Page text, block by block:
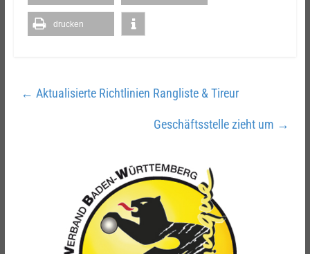
drucken
← Aktualisierte Richtlinien Rangliste & Tireur
Geschäftsstelle zieht um →